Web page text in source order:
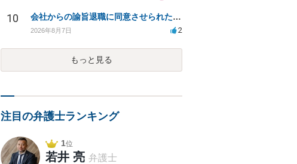
10 会社からの諭旨退職に同意させられたのが正当か不当な処分かどうか教えてほしい
2026年8月7日 2
もっと見る
注目の弁護士ランキング
1位
若井 亮 弁護士